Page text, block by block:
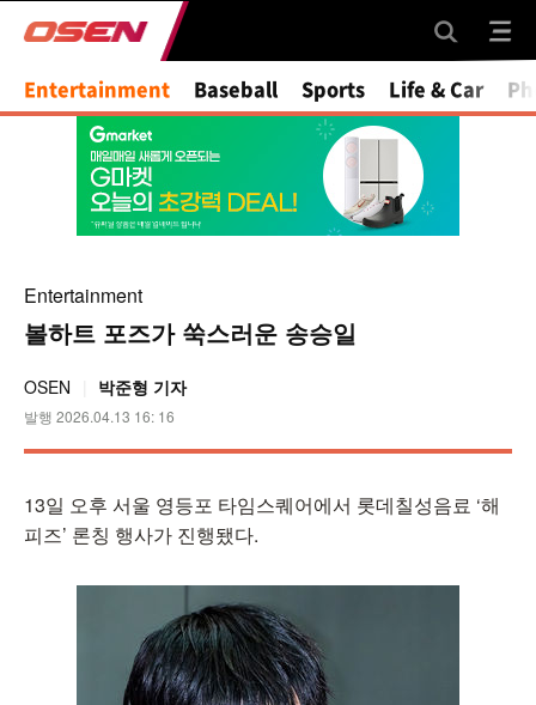
Mute
Entertainment Baseball Sports Life & Car
Entertainment
볼하트 포즈가 쑥스러운 송승일
OSEN 박준형 기자
발행 2026.04.13 16: 16
13일 오후 서울 영등포 타임스퀘어에서 롯데칠성음료 ‘해
피즈’ 론칭 행사가 진행됐다.